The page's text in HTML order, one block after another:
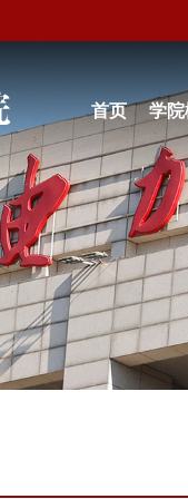
首页 学